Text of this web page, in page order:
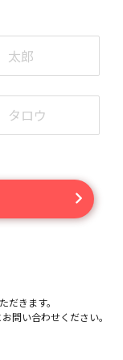
きます。
問い合わせください。